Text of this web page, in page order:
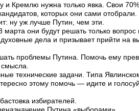
и Кремлю нужна только явка. Свои
которых они сами отобрали.
ну уж лучше Путин, чем эти.
они будут решать только
дела и призывает прийти на
проблемы Путина. Помочь ему
технические задачи. Типа
этому помочь — идите и
избирателей.